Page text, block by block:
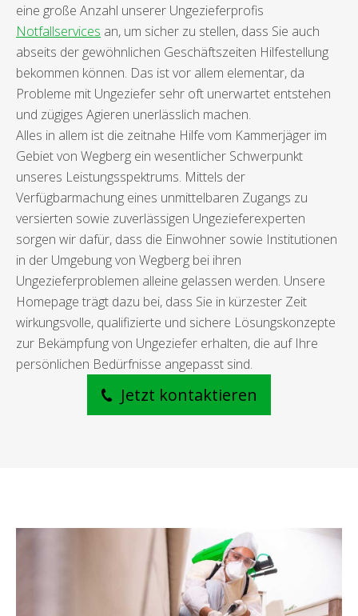
eine große Anzahl unserer Ungezieferprofis
Notfallservices an, um sicher zu stellen, dass Sie auch
abseits der gewöhnlichen Geschäftszeiten Hilfestellung
bekommen können. Das ist vor allem elementar, da
Probleme mit Ungeziefer sehr oft unerwartet entstehen
und zügiges Agieren unerlässlich machen.
Alles in allem ist die zeitnahe Hilfe vom Kammerjäger im
Gebiet von Wegberg ein wesentlicher Schwerpunkt
unseres Leistungsspektrums. Mittels der
Verfügbarmachung eines unmittelbaren Zugangs zu
versierten sowie zuverlässigen Ungezieferexperten
sorgen wir dafür, dass die Einwohner sowie Institutionen
in der Umgebung von Wegberg bei ihren
Ungezieferproblemen alleine gelassen werden. Unsere
Homepage trägt dazu bei, dass Sie in kürzester Zeit
wirkungsvolle, qualifizierte und sichere Lösungskonzepte
zur Bekämpfung von Ungeziefer erhalten, die auf Ihre
persönlichen Bedürfnisse angepasst sind.
Jetzt kontaktieren